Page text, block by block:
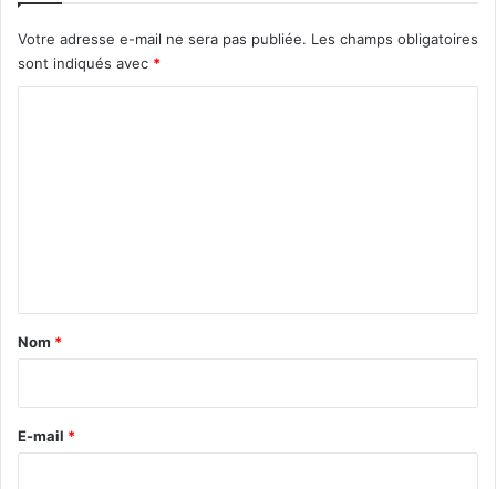
Votre adresse e-mail ne sera pas publiée. Les champs obligatoires
sont indiqués avec *
a
e
Nom *
E-mail *